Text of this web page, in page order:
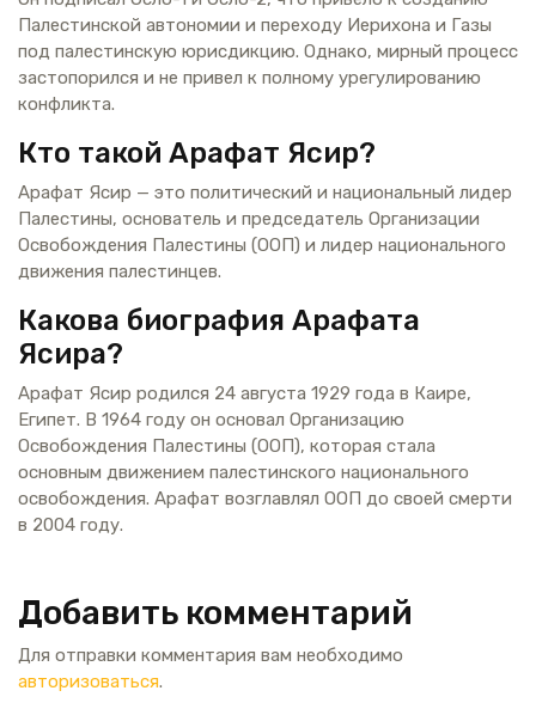
Палестинской автономии и переходу Иерихона и Газы
под палестинскую юрисдикцию. Однако, мирный процесс
застопорился и не привел к полному урегулированию
конфликта.
Кто такой Арафат Ясир?
Арафат Ясир — это политический и национальный лидер
Палестины, основатель и председатель Организации
Освобождения Палестины (ООП) и лидер национального
движения палестинцев.
Какова биография Арафата
Ясира?
Арафат Ясир родился 24 августа 1929 года в Каире,
Египет. В 1964 году он основал Организацию
Освобождения Палестины (ООП), которая стала
основным движением палестинского национального
освобождения. Арафат возглавлял ООП до своей смерти
в 2004 году.
Добавить комментарий
Для отправки комментария вам необходимо
авторизоваться.